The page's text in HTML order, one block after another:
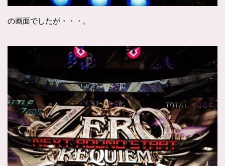
の画面でしたが・・・。